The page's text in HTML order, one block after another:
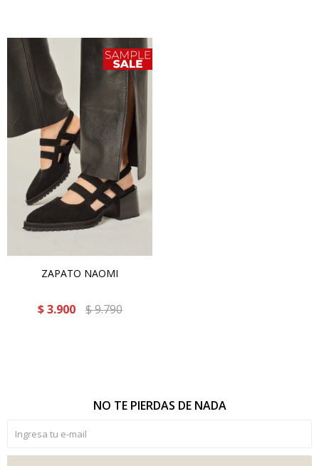
ZAPATO NAOMI
$ 3.900 $9.790
NO TE PIERDAS DE NADA